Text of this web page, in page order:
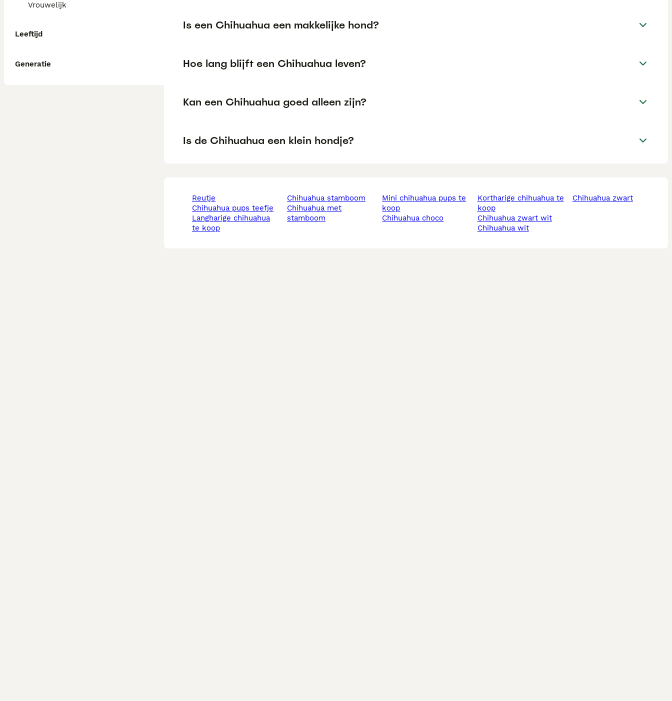
Vrouwelijk
Leeftijd
Generatie
Is een Chihuahua een makkelijke hond?
Hoe lang blijft een Chihuahua leven?
Kan een Chihuahua goed alleen zijn?
Is de Chihuahua een klein hondje?
reutje
chihuahua pups teefje
langharige chihuahua
te koop
chihuahua stamboom
chihuahua met
stamboom
mini chihuahua pups te
koop
chihuahua choco
kortharige chihuahua te
koop
chihuahua zwart wit
chihuahua wit
chihuahua zwart